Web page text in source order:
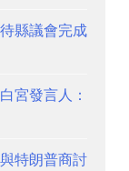
縣議會完成
宮發言人：
特朗普商討